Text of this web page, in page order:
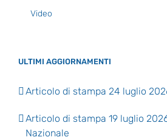
Video
ULTIMI AGGIORNAMENTI
Articolo di stampa 24 luglio
Articolo di stampa 19 luglio
Nazionale